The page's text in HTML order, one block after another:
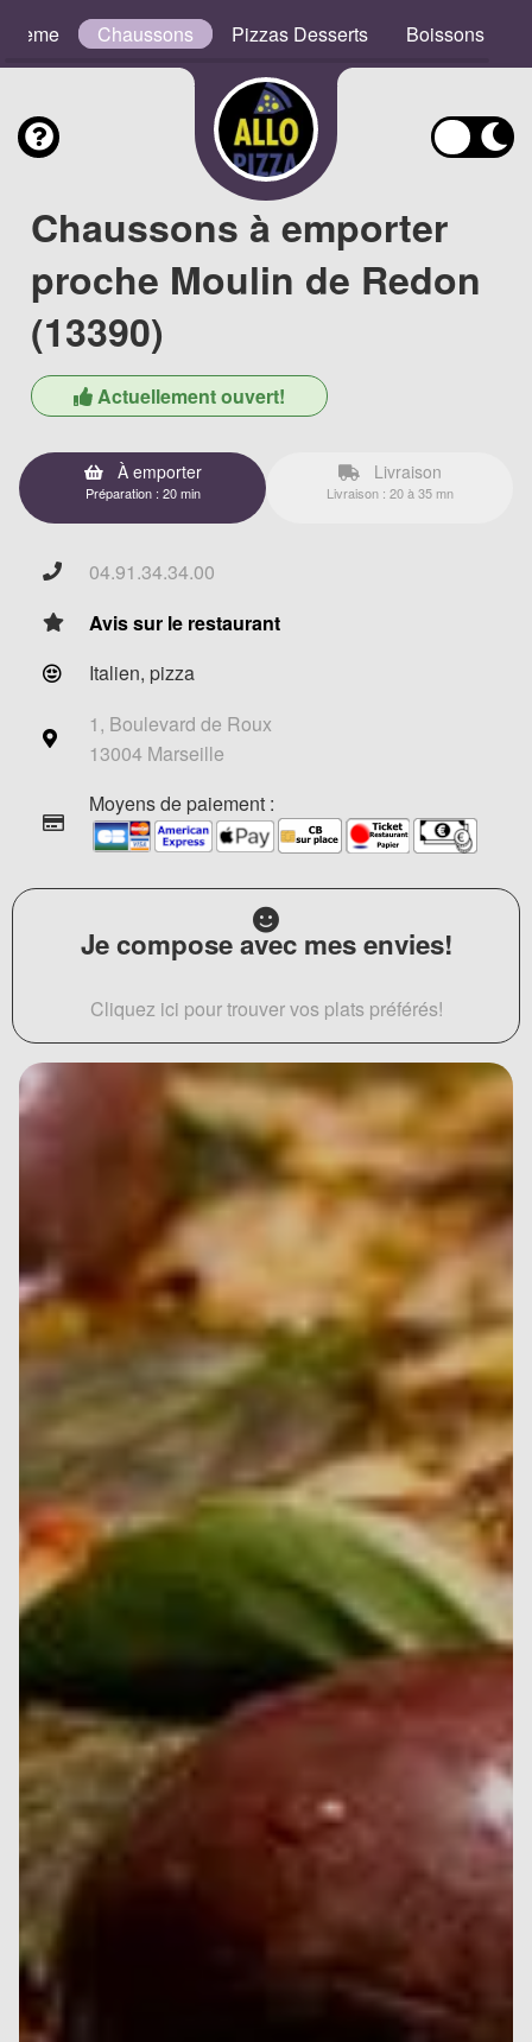
Chaussons Pizzas Desserts Boissons
Chaussons à emporter
proche Moulin de Redon
(13390)
Actuellement ouvert!
À emporter
Préparation : 20 min
Livraison
Livraison : 20 à 35 mn
04.91.34.34.00
Avis sur le restaurant
Italien, pizza
1, Boulevard de Roux
13004 Marseille
Moyens de paiement :
Je compose avec mes envies!
Cliquez ici pour trouver vos plats préférés!